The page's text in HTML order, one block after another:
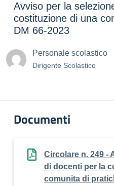
Avviso per la
costituzione di una
DM 66-2023
Personale scolastico
Dirigente Scolastico
Documenti
Circolare n. 249 -
di docenti per la
comunita di